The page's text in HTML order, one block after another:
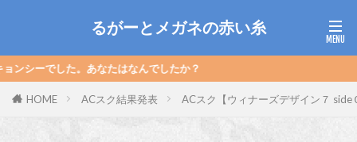
るがーとメガネの赤い糸
あなたはなんでしたか？
HOME ACスク結果発表 ACスク【ウィナーズデザイン７